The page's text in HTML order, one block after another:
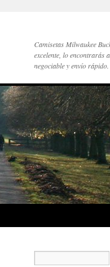
Camisetas Milwaukee
excelente, lo encontrarás
negociable y envío rápido.